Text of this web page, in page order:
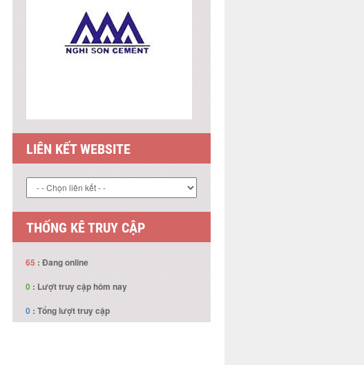
LIÊN KẾT WEBSITE
THỐNG KÊ TRUY CẬP
65 : Đang online
0 : Lượt truy cập hôm nay
0 : Tổng lượt truy cập